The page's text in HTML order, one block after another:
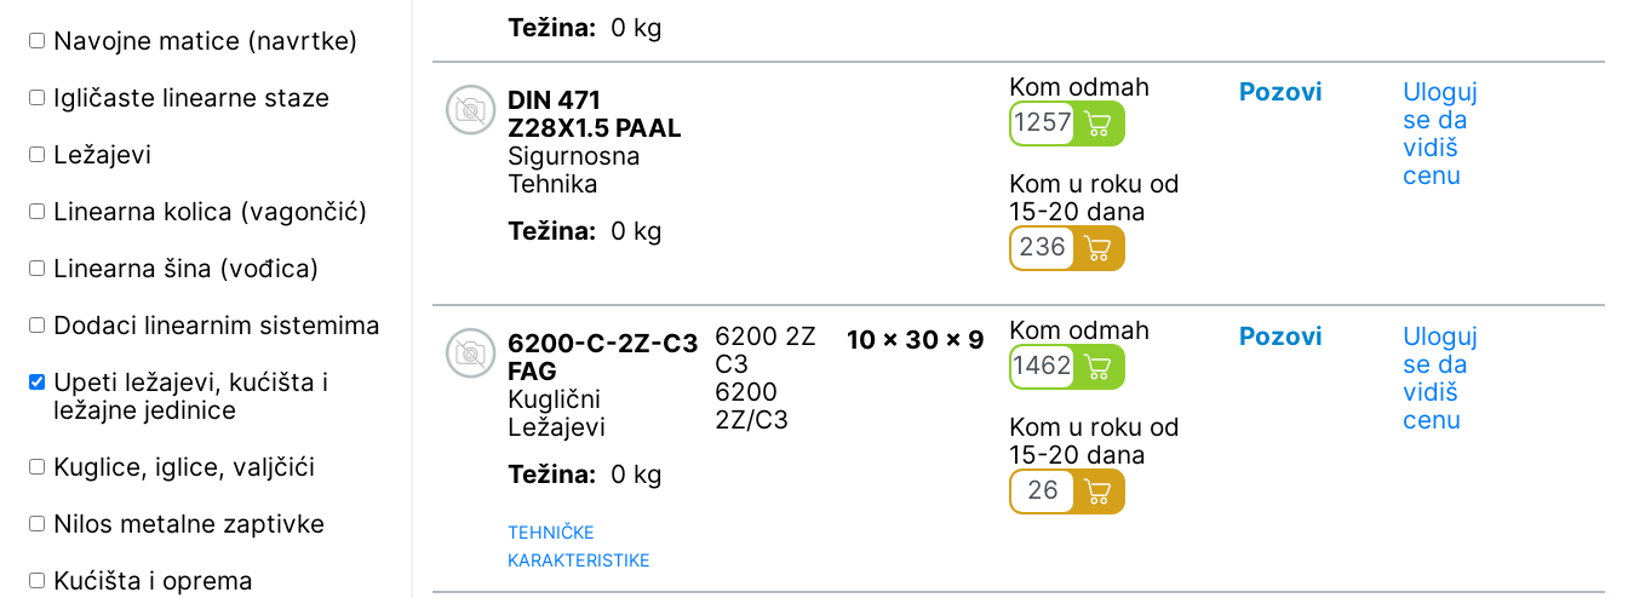
Navojne matice (navrtke)
Igličaste linearne staze
Ležajevi
Linearna kolica (vagončić)
Linearna šina (vođica)
Dodaci linearnim sistemima
Upeti ležajevi, kućišta i
ležajne jedinice
Kuglice, iglice, valjčići
Nilos metalne zaptivke
Kućišta i oprema
Težina: 0 kg
DIN 471
Z28X1.5 PAAL
Sigurnosna
Tehnika
Težina: 0 kg
Kom odmah
1257
Kom u roku od
15-20 dana
236
Pozovi
Uloguj
se da
vidiš
cenu
6200-C-2Z-C3
FAG
Kuglični
Ležajevi
Težina: 0 kg
TEHNIČKE
KARAKTERISTIKE
6200 2Z
C3
6200
2Z/C3
10 x 30 x 9
Kom odmah
1462
Kom u roku od
15-20 dana
26
Pozovi
Uloguj
se da
vidiš
cenu